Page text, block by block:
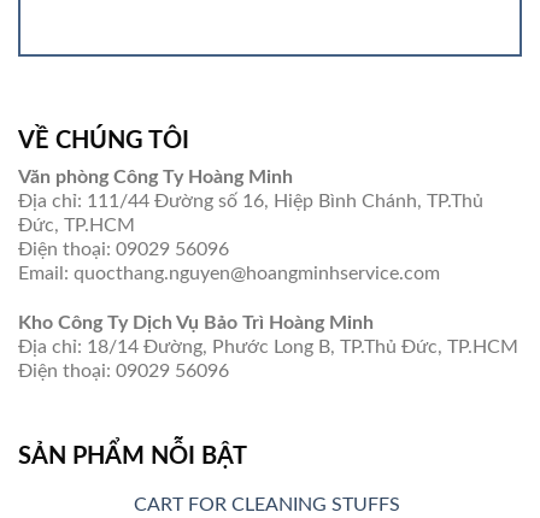
VỀ CHÚNG TÔI
Văn phòng Công Ty Hoàng Minh
Địa chỉ: 111/44 Đường số 16, Hiệp Bình Chánh, TP.Thủ
Đức, TP.HCM
Điện thoại: 09029 56096
Email: quocthang.nguyen@hoangminhservice.com
Kho Công Ty Dịch Vụ Bảo Trì Hoàng Minh
Địa chỉ: 18/14 Đường, Phước Long B, TP.Thủ Đức, TP.HCM
Điện thoại: 09029 56096
SẢN PHẨM NỖI BẬT
CART FOR CLEANING STUFFS